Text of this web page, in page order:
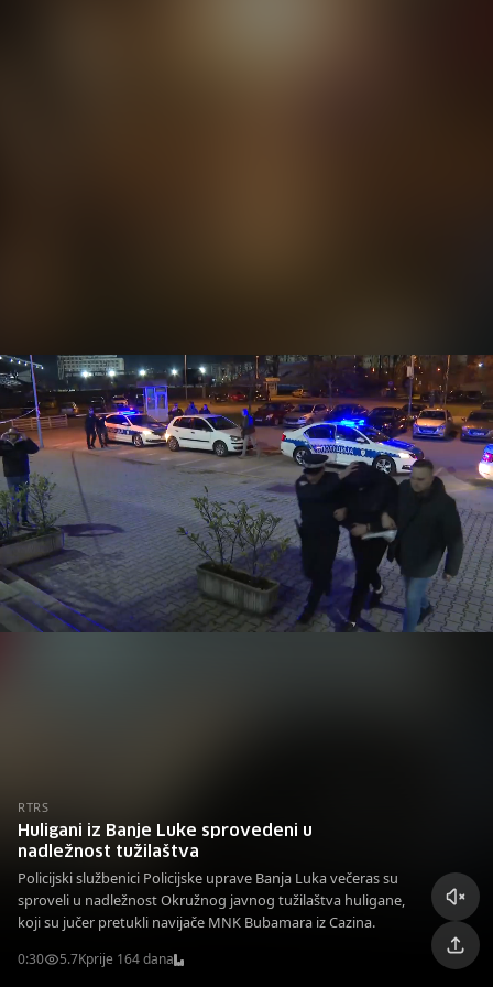
RTRS
Huligani iz Banje Luke sprovedeni u
nadležnost tužilaštva
Policijski službenici Policijske uprave Banja Luka večeras su
sproveli u nadležnost Okružnog javnog tužilaštva huligane,
koji su jučer pretukli navijače MNK Bubamara iz Cazina.
0:30 5.7Kprije 164 dana